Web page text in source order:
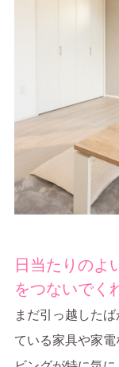
日当たりのよ
をつないでく
まだ引っ越した
ている家具や家